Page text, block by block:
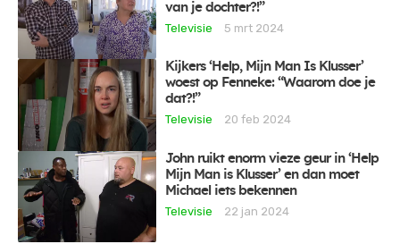
van je dochter?!”
Televisie
5 mrt 2024
Kijkers ‘Help, Mijn Man Is Klusser’
woest op Fenneke: “Waarom doe je
dat?!”
Televisie
20 feb 2024
John ruikt enorm vieze geur in ‘Help
Mijn Man is Klusser’ en dan moet
Michael iets bekennen
Televisie
22 jan 2024